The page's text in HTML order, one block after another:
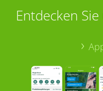
Entdecken